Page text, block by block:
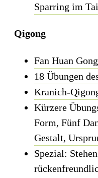
Sparring im
Qigong
Fan Huan Gong
18 Übungen
Kranich-
Kürzere
Form, Fünf
Gestalt,
Spezial: